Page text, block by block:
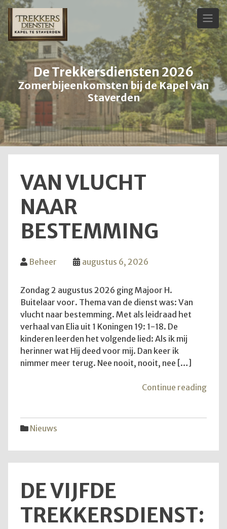
Skip
to
content
De Trekkersdiensten 2026
Zomerbijeenkomsten bij de Kapel van
Staverden
VAN VLUCHT
NAAR
BESTEMMING
Beheer augustus 6, 2026
Zondag 2 augustus 2026 ging Majoor H.
Buitelaar voor. Thema van de dienst was: Van
vlucht naar bestemming. Met als leidraad het
verhaal van Elia uit 1 Koningen 19: 1-18. De
kinderen leerden het volgende lied: Als ik mij
herinner wat Hij deed voor mij. Dan keer ik
nimmer meer terug. Nee nooit, nooit, nee […]
Continue reading"Van
Nieuws
DE VIJFDE
TREKKERSDIENST: